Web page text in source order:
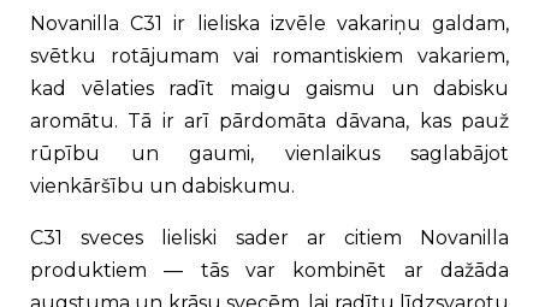
Novanilla C31 ir lieliska izvēle vakariņu galdam,
svētku rotājumam vai romantiskiem vakariem,
kad vēlaties radīt maigu gaismu un dabisku
aromātu. Tā ir arī pārdomāta dāvana, kas pauž
rūpību un gaumi, vienlaikus saglabājot
vienkāršību un dabiskumu.
C31 sveces lieliski sader ar citiem Novanilla
produktiem — tās var kombinēt ar dažāda